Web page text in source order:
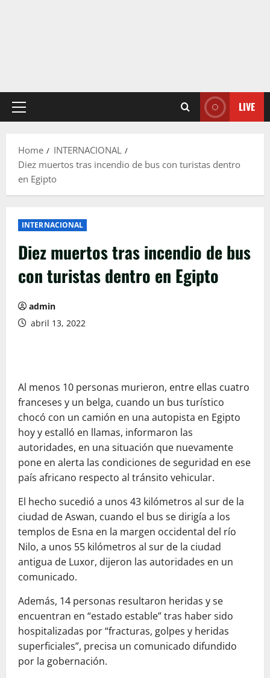
Primary
LIVE
Home
INTERNACIONAL
Diez muertos tras incendio de bus con turistas dentro
en Egipto
INTERNACIONAL
Diez muertos tras incendio de bus
con turistas dentro en Egipto
admin
abril 13, 2022
Al menos 10 personas murieron, entre ellas cuatro
franceses y un belga, cuando un bus turístico
chocó con un camión en una autopista en Egipto
hoy y estalló en llamas, informaron las
autoridades, en una situación que nuevamente
pone en alerta las condiciones de seguridad en ese
país africano respecto al tránsito vehicular.
El hecho sucedió a unos 43 kilómetros al sur de la
ciudad de Aswan, cuando el bus se dirigía a los
templos de Esna en la margen occidental del río
Nilo, a unos 55 kilómetros al sur de la ciudad
antigua de Luxor, dijeron las autoridades en un
comunicado.
Además, 14 personas resultaron heridas y se
encuentran en “estado estable” tras haber sido
hospitalizadas por “fracturas, golpes y heridas
superficiales”, precisa un comunicado difundido
por la gobernación.